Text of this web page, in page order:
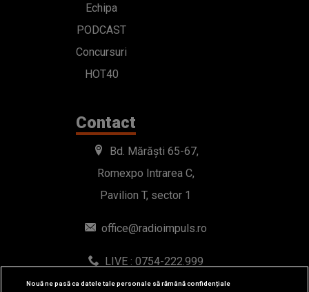
Echipa
PODCAST
Concursuri
HOT40
Contact
Bd. Mărăști 65-67,
Romexpo Intrarea C,
Pavilion T, sector 1
office@radioimpuls.ro
LIVE : 0754-222.999
WhatsApp: 0754-222.999
Nouă ne pasă ca datele tale personale să rămână confidențiale